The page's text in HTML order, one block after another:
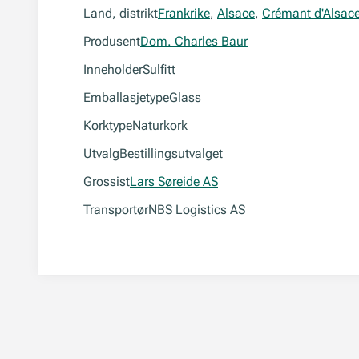
Land, distriktFrankrike, Alsace, Crémant
ProdusentDom. Charles Baur
InneholderSulfitt
EmballasjetypeGlass
KorktypeNaturkork
UtvalgBestillingsutvalget
GrossistLars Søreide AS
TransportørNBS Logistics AS